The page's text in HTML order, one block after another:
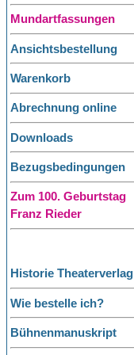
Mundartfassungen
Ansichtsbestellung
Warenkorb
Abrechnung online
Downloads
Bezugsbedingungen
Zum 100. Geburtstag
Franz Rieder
Historie Theaterverlag
Wie bestelle ich?
Bühnenmanuskript